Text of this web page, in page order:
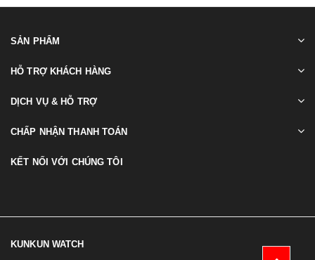
SẢN PHẨM
HỖ TRỢ KHÁCH HÀNG
DỊCH VỤ & HỖ TRỢ
CHẤP NHẬN THANH TOÁN
KẾT NỐI VỚI CHÚNG TÔI
KUNKUN WATCH